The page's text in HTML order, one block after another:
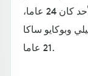
التشكيلة الأساسية في مباراة أمس الأحد كان 24 عاما،
وبوكايو ساكا
21 عاما.